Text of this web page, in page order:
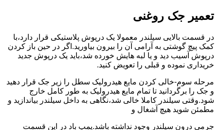
تعمیر جک روغنی
در قسمت بالایی سیلندر معمولا یک درپوش پلاستیکی قرار دارد،با
کمک پیچ گوشتی به آرامی آن را بیرون بیاورید.اگر در حین باز کردن
درپوش آسیب دید و یا لبه هایش خورده شد،باید یک درپوش جدید
خریداری نموده و قبلی را تعویض کنید.
مرحله سوم-خالی کردن مایع هیدرولیک سطل را زیر جک قرار دهید
و جک را برگردانید تا تمام مایع هیدرولیک به طور کامل خارج
شود.وقتی سیلندر کاملا خالی شد،نگاهی به داخل سیلندر بیاندازید و
مطمئن شوید هیچ آشغال و
جرمی درون سیلندر وجود نداشته باشد.پمپ باد در این قسمت